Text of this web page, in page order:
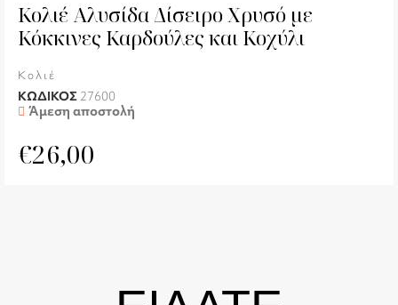
Κολιέ Αλυσίδα Δίσειρο Χρυσό με
Κόκκινες Καρδούλες και Κοχύλι
Κολιέ
ΚΩΔΙΚΟΣ 27600
Άμεση αποστολή
€26,00